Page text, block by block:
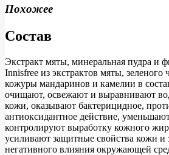
Похожее
Состав
Экстракт мяты, минеральная пудра и
Innisfree из экстрактов мяты,
кожуры мандаринов и камелии в
очищают, освежают и выравнивают
кожи, оказывают бактерицидное,
антиоксидантное действие,
контролируют выработку кожного
усиливают защитные свойства кожи
негативного влияния окружающей